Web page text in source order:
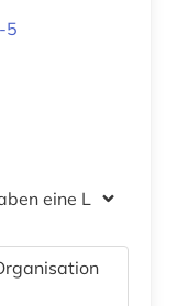
5
eine Lizenz